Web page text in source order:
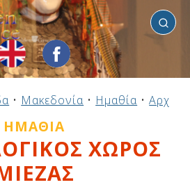
• Μακεδονία • Ημαθία •
ΗΜΑΘΊΑ
ΧΩΡΟΣ